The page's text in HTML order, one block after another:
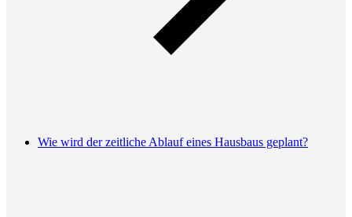
Wie wird der zeitliche Ablauf eines Hausbaus geplant?